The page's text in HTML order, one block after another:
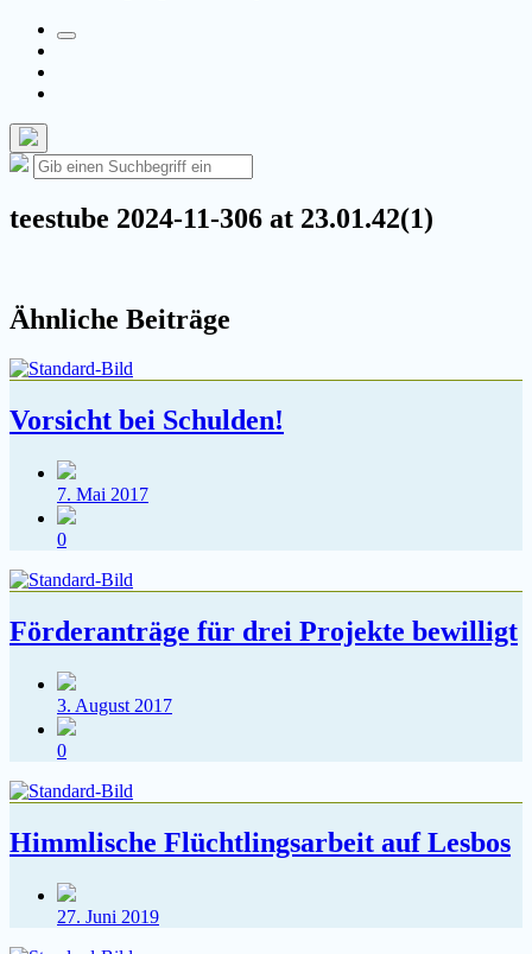
Suchfeld
Such-
Overlay
Suche
nach:
Suchen
teestube 2024-11-306 at 23.01.42(1)
Ähnliche Beiträge
Vorsicht bei Schulden!
Veröffentlichungsdatum
7. Mai 2017
Kommentare
0
Förderanträge für drei Projekte bewilligt
Veröffentlichungsdatum
3. August 2017
Kommentare
0
Himmlische Flüchtlingsarbeit auf Lesbos
Veröffentlichungsdatum
27. Juni 2019